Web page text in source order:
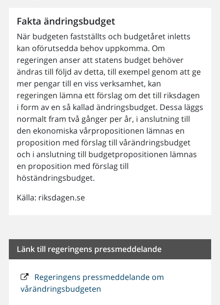
Fakta ändringsbudget
När budgeten fastställts och budgetåret inletts
kan oförutsedda behov uppkomma. Om
regeringen anser att statens budget behöver
ändras till följd av detta, till exempel genom att ge
mer pengar till en viss verksamhet, kan
regeringen lämna ett förslag om det till riksdagen
i form av en så kallad ändringsbudget. Dessa läggs
normalt fram två gånger per år, i anslutning till
den ekonomiska vårpropositionen lämnas en
proposition med förslag till vårändringsbudget
och i anslutning till budgetpropositionen lämnas
en proposition med förslag till
höständringsbudget.
Källa: riksdagen.se
Länk till regeringens pressmeddelande
Regeringens pressmeddelande om
vårändringsbudgeten